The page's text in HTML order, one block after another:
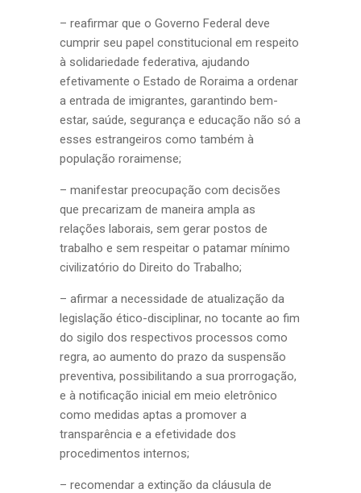
– reafirmar que o Governo Federal deve
cumprir seu papel constitucional em respeito
à solidariedade federativa, ajudando
efetivamente o Estado de Roraima a ordenar
a entrada de imigrantes, garantindo bem-
estar, saúde, segurança e educação não só a
esses estrangeiros como também à
população roraimense;
– manifestar preocupação com decisões
que precarizam de maneira ampla as
relações laborais, sem gerar postos de
trabalho e sem respeitar o patamar mínimo
civilizatório do Direito do Trabalho;
– afirmar a necessidade de atualização da
legislação ético-disciplinar, no tocante ao fim
do sigilo dos respectivos processos como
regra, ao aumento do prazo da suspensão
preventiva, possibilitando a sua prorrogação,
e à notificação inicial em meio eletrônico
como medidas aptas a promover a
transparência e a efetividade dos
procedimentos internos;
– recomendar a extinção da cláusula de